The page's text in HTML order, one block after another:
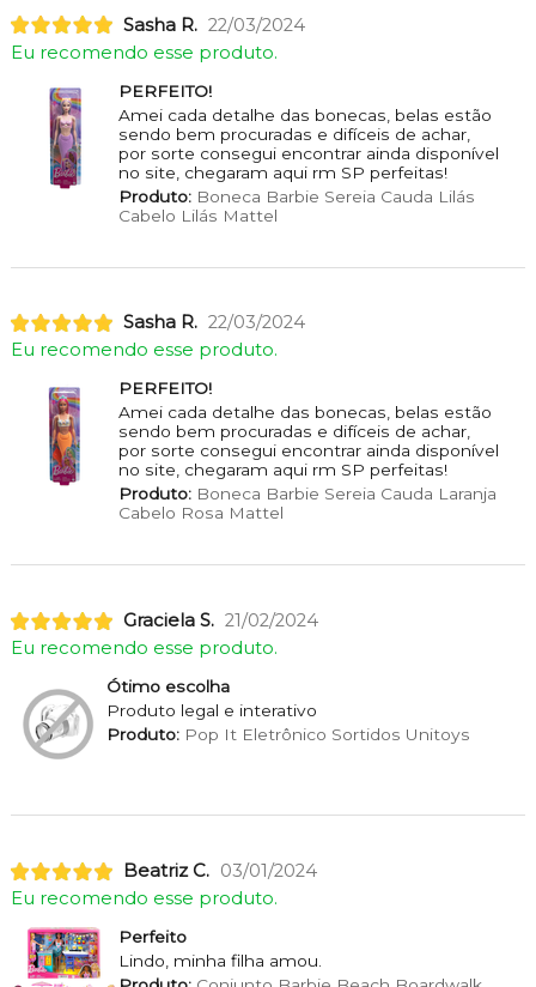
Sasha R. 22/03/2024
Eu recomendo esse produto.
PERFEITO!
Amei cada detalhe das bonecas, belas estão
sendo bem procuradas e difíceis de achar,
por sorte consegui encontrar ainda disponível
no site, chegaram aqui rm SP perfeitas!
Produto:Boneca Barbie Sereia Cauda Lilás
Cabelo Lilás Mattel
Sasha R. 22/03/2024
Eu recomendo esse produto.
PERFEITO!
Amei cada detalhe das bonecas, belas estão
sendo bem procuradas e difíceis de achar,
por sorte consegui encontrar ainda disponível
no site, chegaram aqui rm SP perfeitas!
Produto:Boneca Barbie Sereia Cauda Laranja
Cabelo Rosa Mattel
Graciela S. 21/02/2024
Eu recomendo esse produto.
Ótimo escolha
Produto legal e interativo
Produto:Pop It Eletrônico Sortidos Unitoys
Beatriz C. 03/01/2024
Eu recomendo esse produto.
Perfeito
Lindo, minha filha amou.